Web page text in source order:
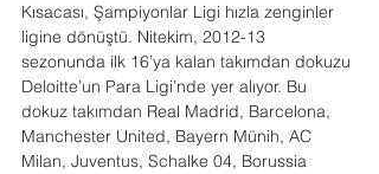
Kısacası, Şampiyonlar Ligi hızla zenginler
ligine dönüştü. Nitekim, 2012-13
sezonunda ilk 16’ya kalan takımdan dokuzu
Deloitte’un Para Ligi’nde yer alıyor. Bu
dokuz takımdan Real Madrid, Barcelona,
Manchester United, Bayern Münih, AC
Milan, Juventus, Schalke 04, Borussia